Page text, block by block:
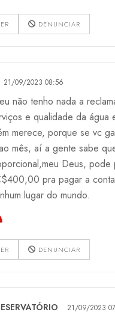
DENUNCIAR
21/09/2023 08:56
não tenho nada a
e qualidade da água
merece, porque se vc
mês, aí a gente sabe
Deus, pode
pra pagar a
lugar do mundo.
DENUNCIAR
21/09/2023